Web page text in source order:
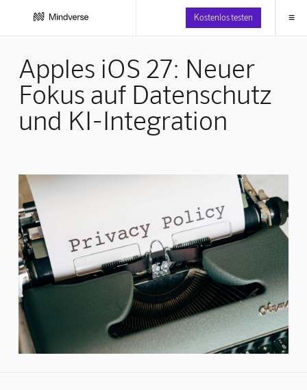
Kostenlos testen ≡
Apples iOS 27: Neuer
Fokus auf Datenschutz
und KI-Integration